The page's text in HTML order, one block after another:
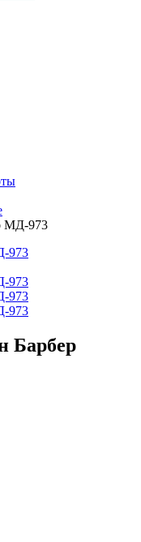
МД-973
Барбер